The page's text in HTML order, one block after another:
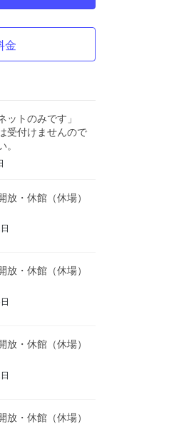
金
ットのみです」
受付けませんので
さい。
放・休館（休場）
放・休館（休場）
放・休館（休場）
放・休館（休場）